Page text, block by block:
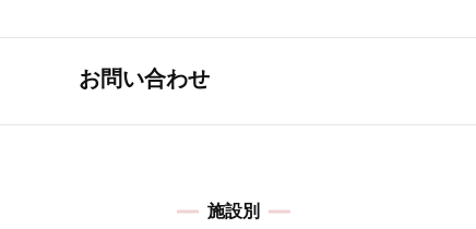
お問い合わせ
施設別